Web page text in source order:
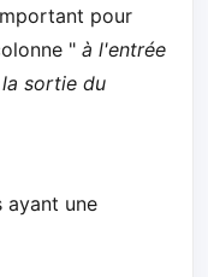
pour
" à l'entrée
sortie du
ayant une